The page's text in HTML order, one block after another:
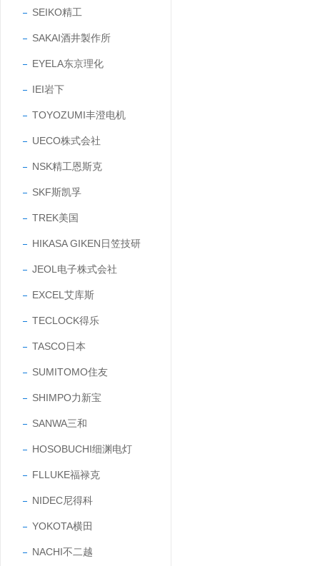
SEIKO精工
SAKAI酒井製作所
EYELA东京理化
IEI岩下
TOYOZUMI丰澄电机
UECO株式会社
NSK精工恩斯克
SKF斯凯孚
TREK美国
HIKASA GIKEN日笠技研
JEOL电子株式会社
EXCEL艾库斯
TECLOCK得乐
TASCO日本
SUMITOMO住友
SHIMPO力新宝
SANWA三和
HOSOBUCHI细渊电灯
FLLUKE福禄克
NIDEC尼得科
YOKOTA横田
NACHI不二越